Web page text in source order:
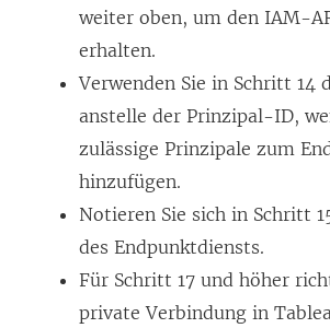
e
g
e
ö
f
n
e
t
weiter oben, um den IAM-
erhalten.
Verwenden Sie in Schritt 14
anstelle der Prinzipal-ID,
zulässige Prinzipale zum
hinzufügen.
Notieren Sie sich in Schritt
des Endpunktdiensts.
Für Schritt 17 und höher
private Verbindung in